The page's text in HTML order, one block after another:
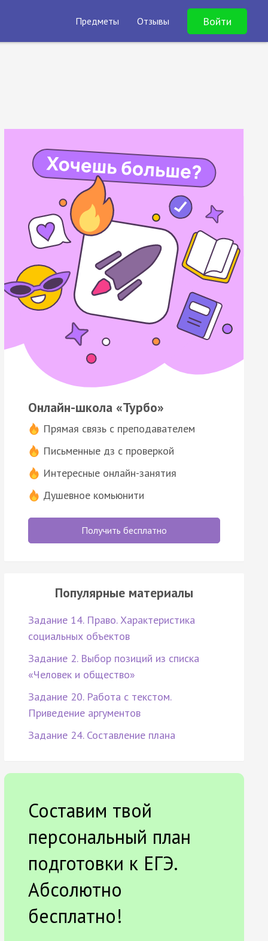
Предметы Отзывы Войти
Онлайн-школа «Турбо»
Прямая связь с преподавателем
Письменные дз с проверкой
Интересные онлайн-занятия
Душевное комьюнити
Получить бесплатно
Популярные материалы
Задание 14. Право. Характеристика
социальных объектов
Задание 2. Выбор позиций из списка
«Человек и общество»
Задание 20. Работа с текстом.
Приведение аргументов
Задание 24. Составление плана
Составим твой
персональный план
подготовки к ЕГЭ.
Абсолютно
бесплатно!